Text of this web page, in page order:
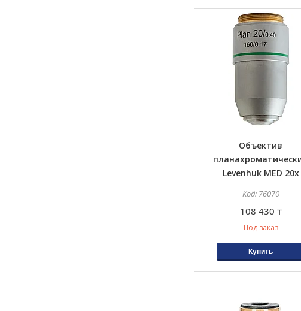
Объектив
Levenhuk MED 20x
76070
108 430 ₸
Под заказ
Купить